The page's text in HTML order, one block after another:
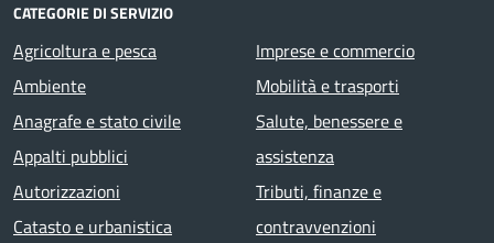
CATEGORIE DI SERVIZIO
Agricoltura e pesca
Ambiente
Anagrafe e stato civile
Appalti pubblici
Autorizzazioni
Catasto e urbanistica
Imprese e commercio
Mobilità e trasporti
Salute, benessere e
assistenza
Tributi, finanze e
contravvenzioni